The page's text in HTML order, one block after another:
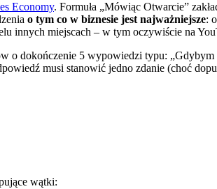
Economy. Formuła „Mówiąc Otwarcie”
o tym co w biznesie jest najważniejsze:
innych miejscach – w tym oczywiście na
o dokończenie 5 wypowiedzi typu: „Gdybym
musi stanowić jedno zdanie (choć
wątki: